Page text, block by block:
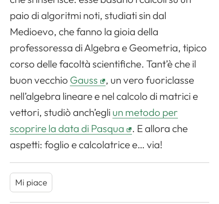
paio di algoritmi noti, studiati sin dal
Medioevo, che fanno la gioia della
professoressa di Algebra e Geometria, tipico
corso delle facoltà scientifiche. Tant’è che il
buon vecchio Gauss
, un vero fuoriclasse
nell’algebra lineare e nel calcolo di matrici e
vettori, studiò anch’egli un metodo per
scoprire la data di Pasqua
. E allora che
aspetti: foglio e calcolatrice e… via!
Mi piace